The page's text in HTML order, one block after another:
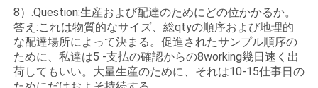
8）.Question:生産および配達のためにどの位かかるか。
答え:これは物質的なサイズ、総qtyの順序および地理的
な配達場所によって決まる。促進されたサンプル順序の
ために、私達は5 -支払の確認からの8working幾日速く出
荷してもいい。大量生産のために、それは10-15仕事日の